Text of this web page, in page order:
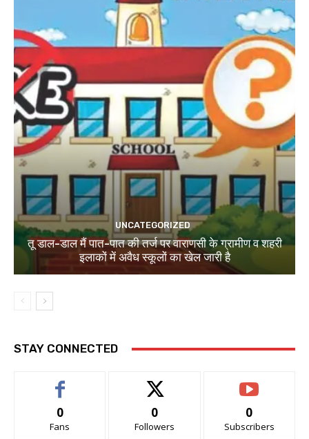
UNCATEGORIZED
तू डाल-डाल मैं पात-पात की तर्ज पर वाराणसी के ग्रामीण व शहरी
इलाकों में अवैध स्कूलों का खेल जारी है
STAY CONNECTED
0
Fans
0
Followers
0
Subscribers